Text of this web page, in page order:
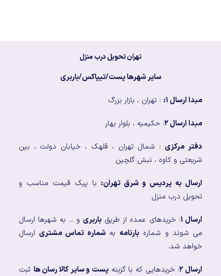
تهران تحویل درب منزل
سایر شهرها پست/تیپاکس/باربری
مبدا ارسال ۱: : تهران ، بازار بزرگ
مبدا ارسال ۲ : حکیمیه ، بلوار بهار
دفتر مرکزی : شمال تهران ، قلهک ، خیابان دولت ، بین
شریعتی و کاوه ، نبش گلچین
ارسال به پردیس و شرق تهران: با پیک قیمت مناسب و
تحویل درب منزل
ارسال ۱ : خریدهای عمده از طریقباربری و ... به شهرها ارسال
می شوند و شماره بارنامه بهشماره تماس مشتری ارسال
خواهد شد.
ارسال ۲ : خریدهایی که با گزینه پست و سایر کالا رسان ها ثبت